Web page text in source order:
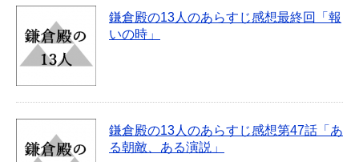
鎌倉殿の13人のあらすじ感想最終回「報
いの時」
鎌倉殿の13人のあらすじ感想第47話「あ
る朝敵、ある演説」